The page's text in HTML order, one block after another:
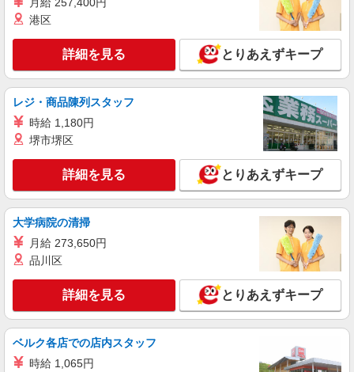
港区
詳細を見る とりあえずキープ
レジ・商品陳列スタッフ
時給 1,180円
堺市堺区
詳細を見る とりあえずキープ
大学病院の清掃
月給 273,650円
品川区
詳細を見る とりあえずキープ
ベルク各店での店内スタッフ
時給 1,065円